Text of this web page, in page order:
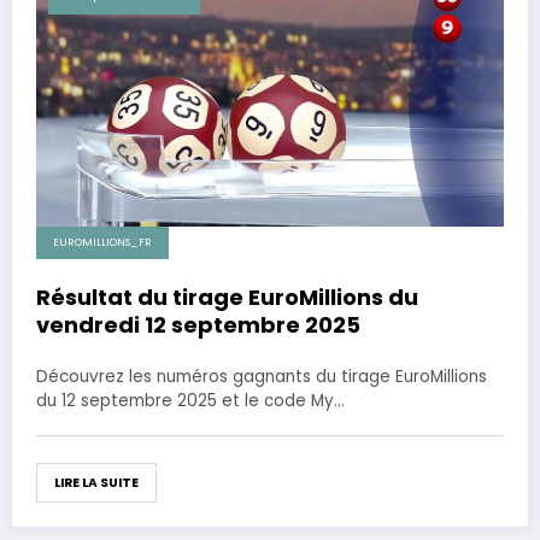
EUROMILLIONS_FR
Résultat du tirage EuroMillions du
vendredi 12 septembre 2025
Découvrez les numéros gagnants du tirage EuroMillions
du 12 septembre 2025 et le code My…
LIRE LA SUITE